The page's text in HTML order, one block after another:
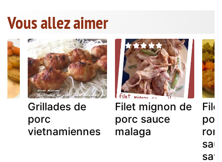
Vous allez aimer
Grillades de
porc
vietnamiennes
Filet mignon de
porc sauce
malaga